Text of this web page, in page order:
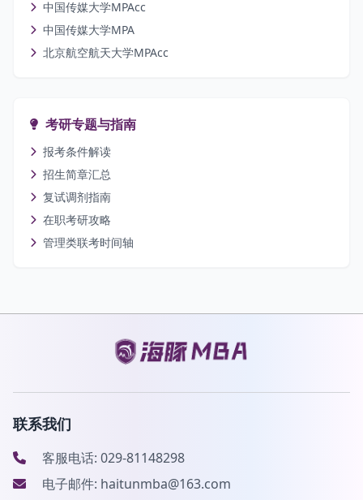
中国传媒大学MPAcc
中国传媒大学MPA
北京航空航天大学MPAcc
考研专题与指南
报考条件解读
招生简章汇总
复试调剂指南
在职考研攻略
管理类联考时间轴
联系我们
客服电话: 029-81148298
电子邮件: haitunmba@163.com